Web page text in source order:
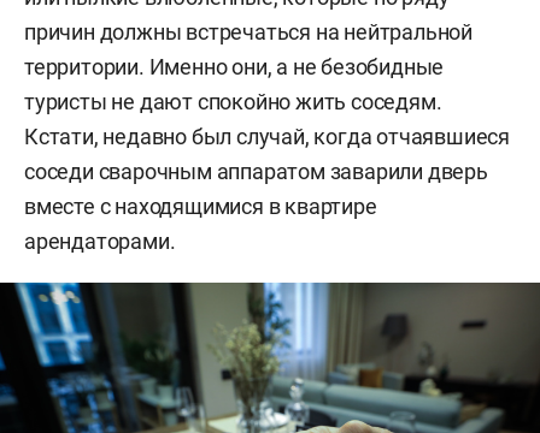
причин должны встречаться на нейтральной
территории. Именно они, а не безобидные
туристы не дают спокойно жить соседям.
Кстати, недавно был случай, когда отчаявшиеся
соседи сварочным аппаратом заварили дверь
вместе с находящимися в квартире
арендаторами.